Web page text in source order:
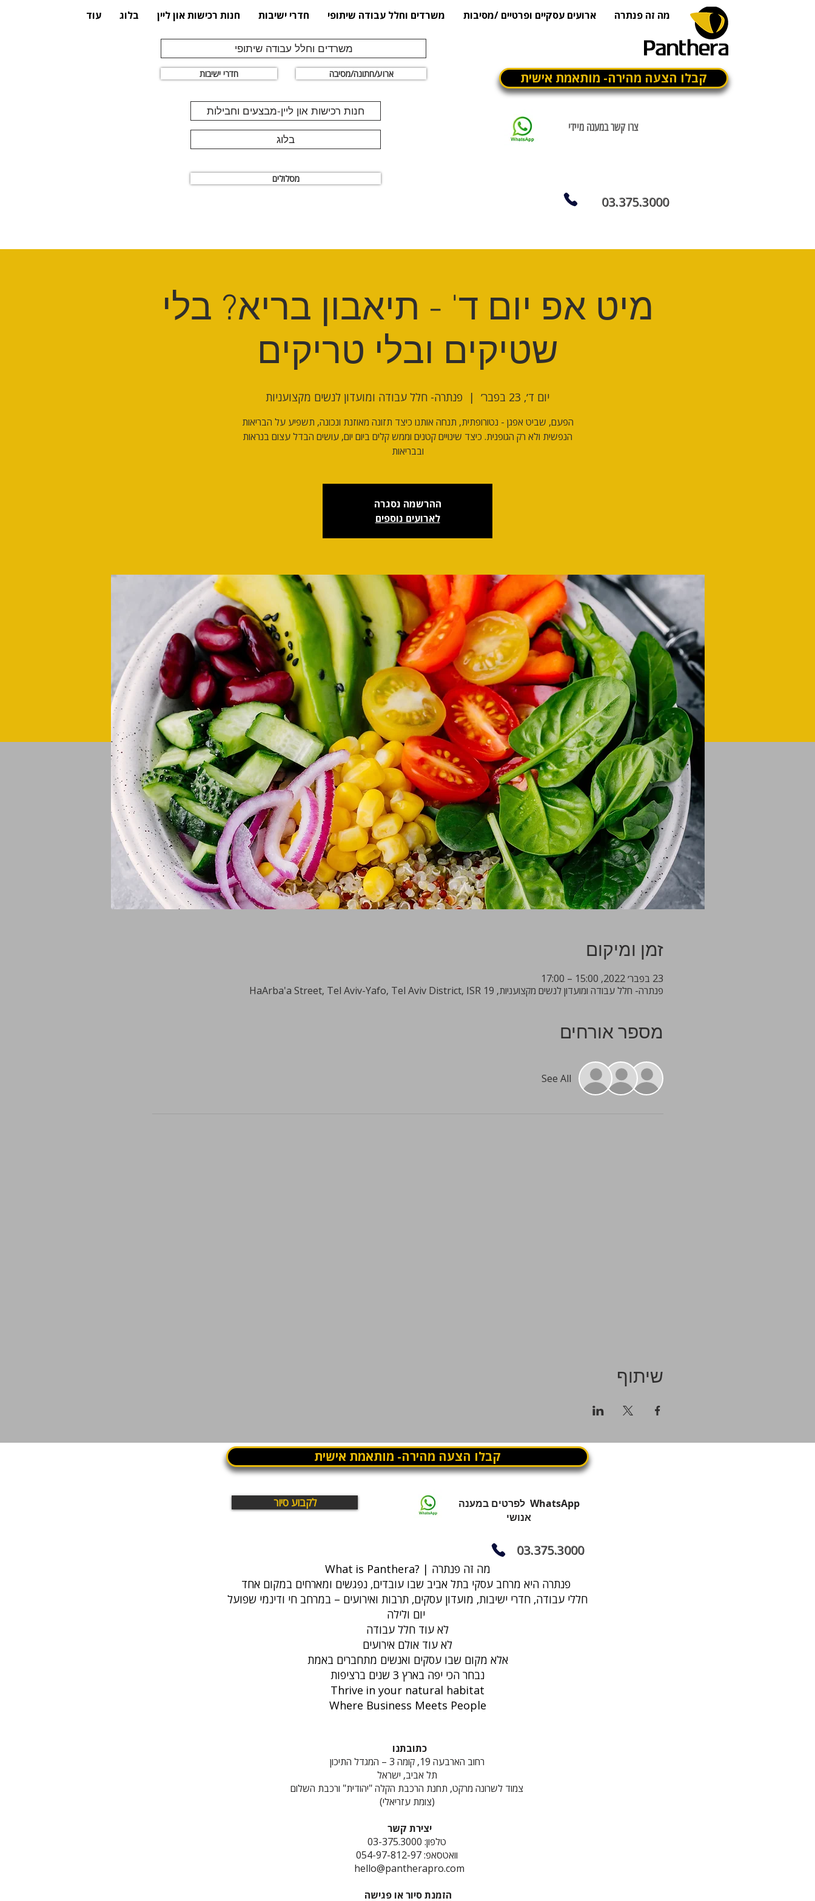
מה זה פנתרה ארועים עסקיים ופרטיים /מסיבות משרדים וחלל עבודה שיתופי חדרי ישיבות חנות רכישות און ליין בלוג עוד
משרדים וחלל עבודה שיתופי
חדרי ישיבות ארוע/חתונה/מסיבה
חנות רכישות און ליין-מבצעים וחבילות
בלוג
קבלו הצעה מהירה- מותאמת אישית
צרו קשר במענה מיידי
מסלולים
03.375.3000
מיט אפ יום ד' - תיאבון בריא? בלי
שטיקים ובלי טריקים
יום ד׳, 23 בפבר׳
  |
פנתרה- חלל עבודה ומועדון לנשים מקצועניות
הפעם, שביט אפגן - נטורופתית, תנחה אותנו כיצד תזונה מאוזנת ונכונה, תשפיע על הבריאות
הנפשית ולא רק הגופנית. כיצד שינויים קטנים וממש קלים ביום יום, עושים הבדל עצום בנראות
ובבריאות
ההרשמה נסגרה
לארועים נוספים
זמן ומיקום
23 בפבר׳ 2022, 15:00 – 17:00
פנתרה- חלל עבודה ומועדון לנשים מקצועניות, 19 HaArba'a Street, Tel Aviv-Yafo, Tel Aviv District, ISR
מספר אורחים
See All
שיתוף
קבלו הצעה מהירה- מותאמת אישית
לקבוע סיור
WhatsApp לפרטים במענה
אנושי
03.375.3000
What is Panthera? | מה זה פנתרה
חללי עבודה, חדרי ישיבות, מועדון עסקים, תרבות ואירועים – במרחב חי ודינמי שפועל
לא עוד חלל עבודה
לא עוד אולם אירועים
אלא מקום שבו עסקים ואנשים מתחברים באמת
נבחר הכי יפה בארץ 3 שנים ברציפות
Thrive in your natural habitat
Where Business Meets People
כתובתנו
רחוב הארבעה 19, קומה 3 – המגדל התיכון
תל אביב, ישראל
צמוד לשרונה מרקט, תחנת הרכבת הקלה "יהודית" ורכבת השלום
(צומת עזריאלי)
יצירת קשר
טלפון: 03-375.3000
וואטסאפ: 054-97-812-97
hello@pantherapro.com
הזמנת סיור או פגישה